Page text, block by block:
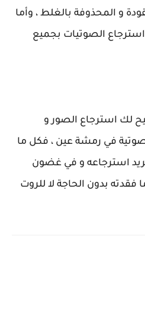
و المحذوفة بالغلط ، وأما
استرجاع الصوتيات بجميع
لك استرجاع الصور و
في رمشة عين ، فكل ما
استرجاعه و في غضون
بدون الحاجة لا للروت